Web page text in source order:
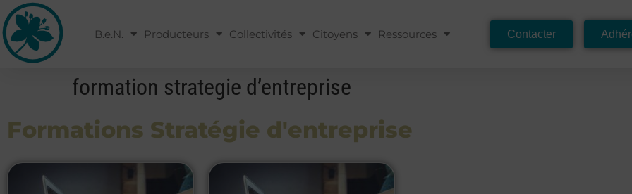
B.e.N. Producteurs Collectivités Citoyens Ressources Contacter
formation strategie d’entreprise
Formations Stratégie d'entreprise